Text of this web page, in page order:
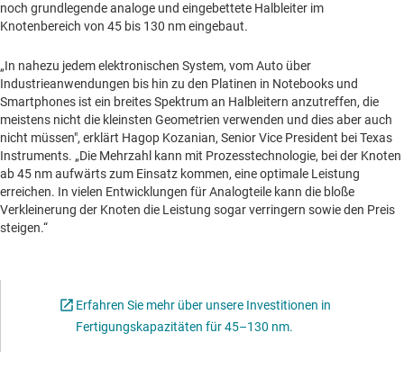
noch grundlegende analoge und eingebettete Halbleiter im
Knotenbereich von 45 bis 130 nm eingebaut.
„In nahezu jedem elektronischen System, vom Auto über
Industrieanwendungen bis hin zu den Platinen in Notebooks und
Smartphones ist ein breites Spektrum an Halbleitern anzutreffen, die
meistens nicht die kleinsten Geometrien verwenden und dies aber auch
nicht müssen", erklärt Hagop Kozanian, Senior Vice President bei Texas
Instruments. „Die Mehrzahl kann mit Prozesstechnologie, bei der Knoten
ab 45 nm aufwärts zum Einsatz kommen, eine optimale Leistung
erreichen. In vielen Entwicklungen für Analogteile kann die bloße
Verkleinerung der Knoten die Leistung sogar verringern sowie den Preis
steigen.“
Erfahren Sie mehr über unsere Investitionen in
Fertigungskapazitäten für 45–130 nm.